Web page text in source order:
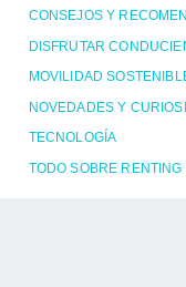
CONSEJOS Y
DISFRUTAR
MOVILIDAD
NOVEDADES Y
TECNOLOGÍA
TODO SOBRE RENTING